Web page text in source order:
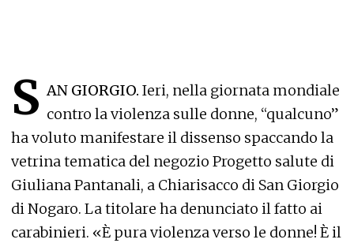
S AN GIORGIO. Ieri, nella giornata mondiale
contro la violenza sulle donne, “qualcuno”
ha voluto manifestare il dissenso spaccando la
vetrina tematica del negozio Progetto salute di
Giuliana Pantanali, a Chiarisacco di San Giorgio
di Nogaro. La titolare ha denunciato il fatto ai
carabinieri. «È pura violenza verso le donne! È il